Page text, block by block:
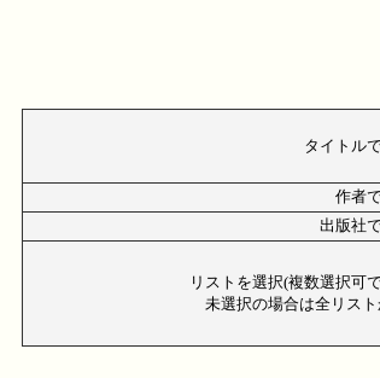
タイトル
作者
出版社
リストを選択(複数選択可で
未選択の場合は全リス